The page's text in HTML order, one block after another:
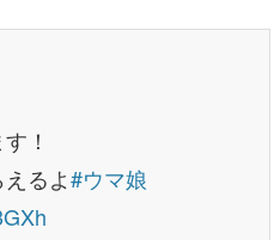
！
るよ#ウマ娘